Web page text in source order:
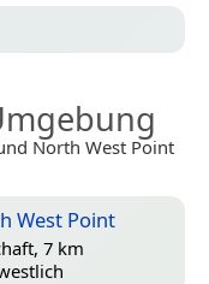
North West Point
West Point
7 km